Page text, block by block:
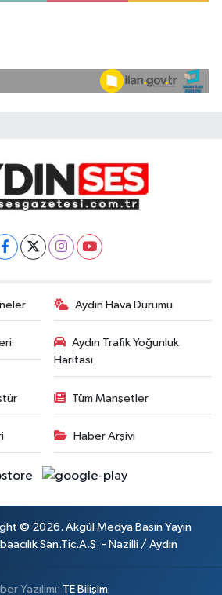
Aydın Hava Durumu
Aydın Trafik Yoğunluk
Haritası
Tüm Manşetler
Haber Arşivi
© 2026. Akgül Medya Basın Yayın
San.Tic.A.Ş. - Nazilli / Aydın
Yazılımı: TE Bilişim